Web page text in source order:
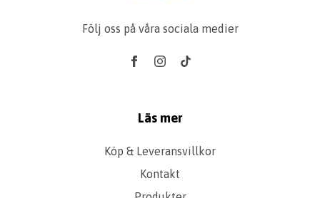
Följ oss på våra sociala medier
Läs mer
Köp & Leveransvillkor
Kontakt